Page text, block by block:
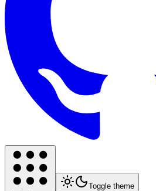
Toggle theme